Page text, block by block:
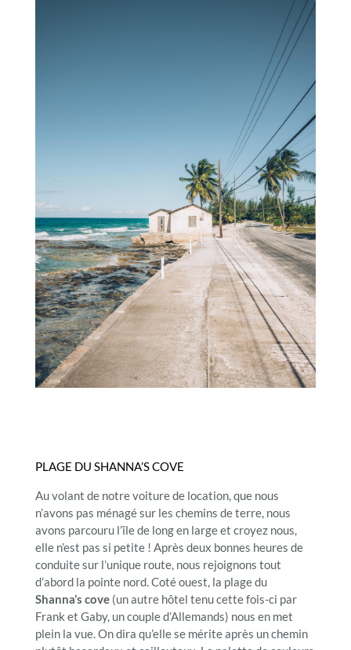
PLAGE DU SHANNA’S COVE
Au volant de notre voiture de location, que nous
n’avons pas ménagé sur les chemins de terre, nous
avons parcouru l’île de long en large et croyez nous,
elle n’est pas si petite ! Après deux bonnes heures de
conduite sur l’unique route, nous rejoignons tout
d’abord la pointe nord. Coté ouest, la plage du
Shanna’s cove(un autre hôtel tenu cette fois-ci par
Frank et Gaby, un couple d’Allemands) nous en met
plein la vue. On dira qu’elle se mérite après un chemin